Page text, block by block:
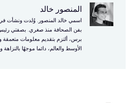
المنصور خالد
اسمي خالد المنصور. وُلدت ونشأت
بفن الصحافة منذ صغري. بصفتي رئيس
برس، ألتزم بتقديم معلومات
الأوسط والعالم، دائما موجهًا بالنزاهة